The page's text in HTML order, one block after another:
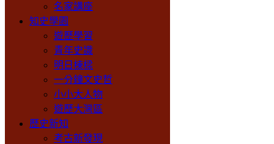
名家講座
知史學園
遊歷學習
青年史識
明日棟樑
一分鐘文史哲
小小大人物
遊歷大灣區
歷史新知
考古新發現